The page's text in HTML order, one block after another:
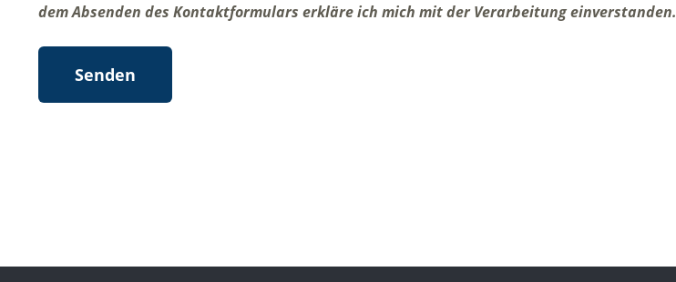
dem Absenden des Kontaktformulars erkläre ich mich mit der Verarbeitung einverstanden.